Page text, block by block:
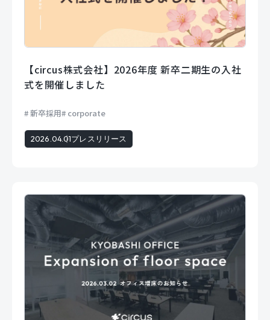
【circus株式会社】2026年度 新卒二期生の入社
式を開催しました
新卒採用 corporate
2026.04.01プレスリリース